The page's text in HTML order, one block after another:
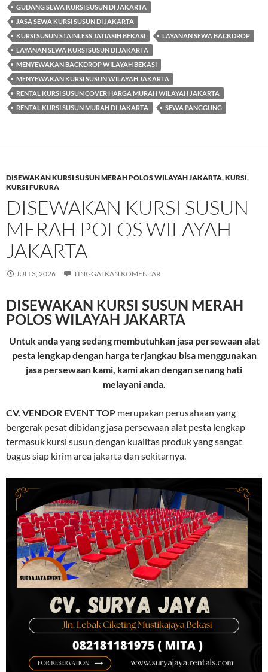
GUDANG SEWA KURSI SUSUN DI JAKARTA
JASA SEWA KURSI SUSUN DI JAKARTA
KURSI SUSUN STAINLESS JATIASIH BEKASI
LAYANAN SEWA BACKDROP
LAYANAN SEWA KURSI SUSUN DI JAKARTA
MENYEWAKAN BACKDROP WILAYAH BEKASI
MENYEWAKAN KURSI SUSUN WILAYAH JAKARTA
RENTAL KURSI SUSUN COVER HARGA MURAH WILAYAH JAKARTA
RENTAL KURSI SUSUN MURAH DI JAKARTA
SEWA PANGGUNG
DISEWAKAN KURSI SUSUN MERAH POLOS WILAYAH JAKARTA,KURSI,
KURSI FURURA
DISEWAKAN KURSI SUSUN
MERAH POLOS WILAYAH
JAKARTA
JULI 3, 2026 TINGGALKAN KOMENTAR
DISEWAKAN KURSI SUSUN MERAH
POLOS WILAYAH JAKARTA
Untuk anda yang sedang membutuhkan jasa persewaan alat
pesta lengkap dengan harga terjangkau bisa menggunakan
jasa persewaan kami, kami akan dengan senang hati
melayani anda.
CV. VENDOR EVENT TOP merupakan perusahaan yang
bergerak pesat dibidang jasa persewaan alat pesta lengkap
termasuk kursi susun dengan kualitas produk yang sangat
bagus siap kirim area jakarta dan sekitarnya.